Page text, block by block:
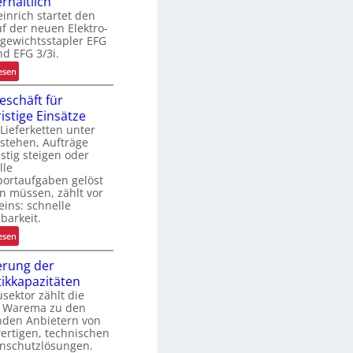
L
u
s
t
e
L
s
u
n
g
f
ü
r
R
e
c
y
c
l
i
n
g
h
startet den
der neuen Elektro-
EFG
EFG 3/3i.
:
N
e
u
e
E
F
G
-
B
a
u
r
e
i
h
e
n
j
für
Einsätze
unter
Aufträge
steigen oder
gelöst
müssen, zählt vor
schnelle
:
M
i
e
t
g
e
s
der
zählt die
zu den
Anbietern von
technischen